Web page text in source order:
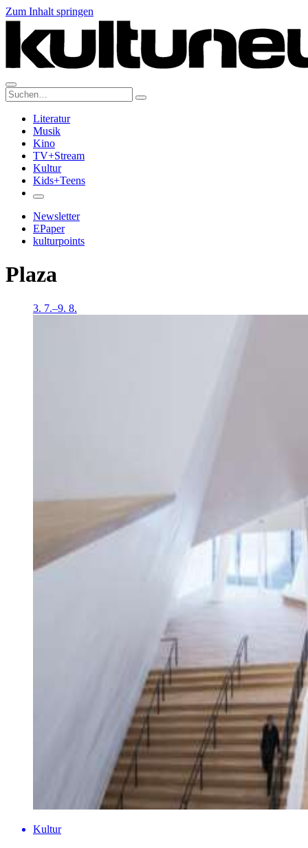
Zum Inhalt springen
Suche:
Literatur
Musik
Kino
TV+Stream
Kultur
Kids+Teens
Newsletter
EPaper
kulturpoints
Plaza
3. 7.–9. 8.
Kultur